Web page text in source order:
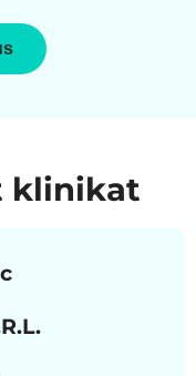
klinikat